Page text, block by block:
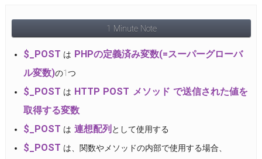
1 Minute Note
$_POST は PHPの定義済み変数(=スーパーグローバ
ル変数)の1つ
$_POST は HTTP POST メソッド で送信された値を
取得する変数
$_POST は 連想配列 として使用する
$_POST は、関数やメソッドの内部で使用する場合、